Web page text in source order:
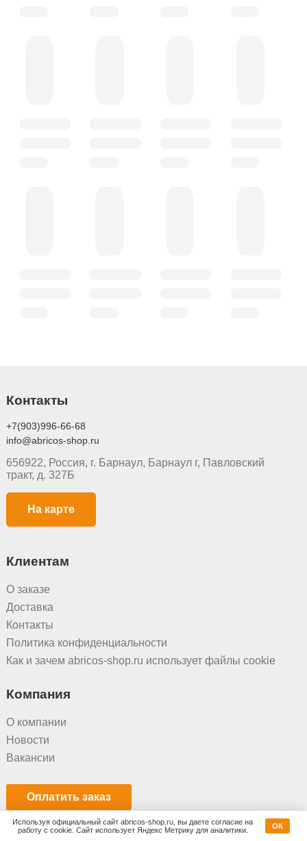
Контакты
+7(903)996-66-68
info@abricos-shop.ru
656922, Россия, г. Барнаул, Барнаул г, Павловский
тракт, д. 327Б
На карте
Клиентам
О заказе
Доставка
Контакты
Политика конфиденциальности
Как и зачем abricos-shop.ru использует файлы cookie
Компания
О компании
Новости
Вакансии
Оплатить заказ
© Абрикос, г. Барнаул, Павловский тракт 327Б, +7(903)996-66-68
Используя официальный сайт abricos-shop.ru, вы даете согласие на
работу с cookie. Сайт использует Яндекс Метрику для аналитики.
ОК